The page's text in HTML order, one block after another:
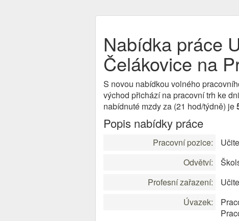
Nabídka práce
Čelákovice na
S novou nabídkou volného
východ přichází na pracovní trh ke
nabídnuté mzdy za (21 hod/týdně) je
Popis nabídky práce
Pracovní pozice:
Odvětví:
Profesní zařazení:
Úvazek: